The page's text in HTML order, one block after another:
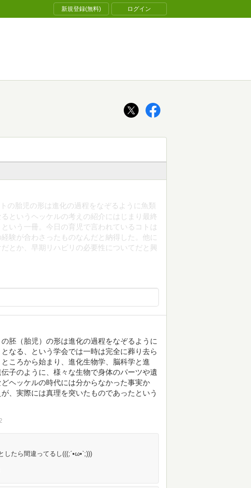
新規登録(無料) ログイン
の胎児の形は進化の過程をなぞるように魚類
というヘッケルの考えの紹介にはじまり最終
いう一冊。今日の育児で言われているコトは
験が合わさったものなんだと納得した。他に
とか、早期リハビリの必要性についてだと興
胚（胎児）の形は進化の過程をなぞるように
なる、という学会では一時は完全に葬り去ら
ころから始まり、進化生物学、脳科学と進
子のように、様々な生物で身体のパーツや遺
ヘッケルの時代には分からなかった事実か
、実際には真理を突いたものであったという
たら間違ってるし(((;´•ω•`;)))